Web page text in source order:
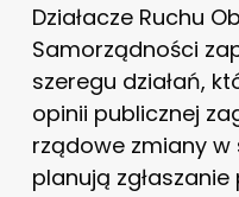
Działacze Ruchu
Samorządności
szeregu działań,
opinii publicznej
rządowe zmiany
planują